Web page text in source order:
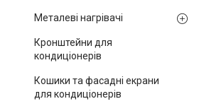
Металеві нагрівачі
Кронштейни для
кондиціонерів
Кошики та фасадні екрани
для кондиціонерів